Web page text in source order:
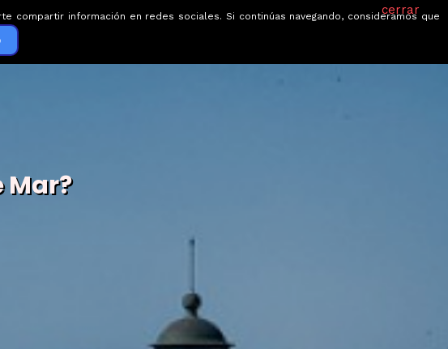
Mar?
cerrar
información en redes sociales. Si continúas navegando, consideramos que